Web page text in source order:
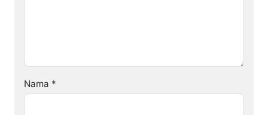
Nama *